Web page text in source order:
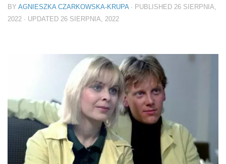
BY AGNIESZKA CZARKOWSKA-KRUPA · PUBLISHED 26 SIERPNIA,
2022 · UPDATED 26 SIERPNIA, 2022